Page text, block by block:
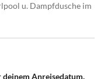
u. Dampfdusche im
deinem Anreisedatum.